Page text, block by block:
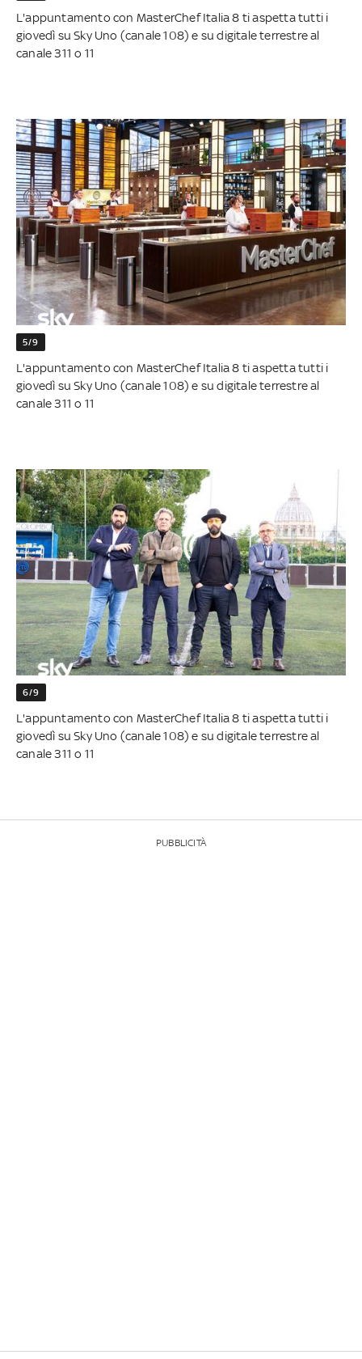
L'appuntamento con MasterChef Italia 8 ti aspetta tutti i
giovedì su Sky Uno (canale 108) e su digitale terrestre al
canale 311 o 11
5/9
L'appuntamento con MasterChef Italia 8 ti aspetta tutti i
giovedì su Sky Uno (canale 108) e su digitale terrestre al
canale 311 o 11
6/9
L'appuntamento con MasterChef Italia 8 ti aspetta tutti i
giovedì su Sky Uno (canale 108) e su digitale terrestre al
canale 311 o 11
PUBBLICITÀ